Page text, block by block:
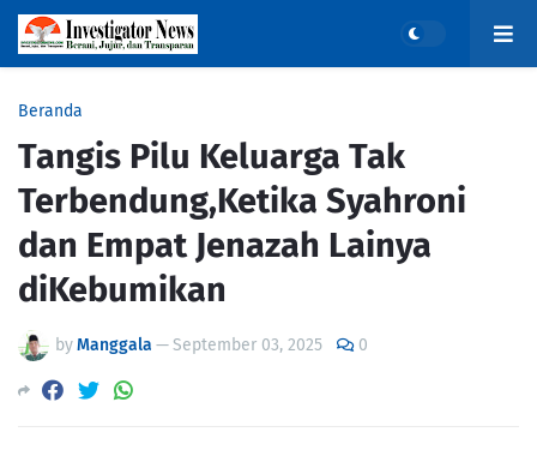
Beranda
Tangis Pilu Keluarga Tak
Terbendung,Ketika Syahroni
dan Empat Jenazah Lainya
diKebumikan
byManggala —September 03, 2025 0